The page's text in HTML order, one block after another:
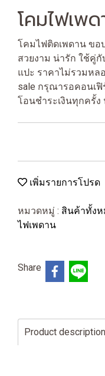
โคมไฟเพ
โคมไฟติดเพดาน ขอ
สวยงาม น่ารัก ใช้คู่
แปะ ราคาไม่รวมหล
sale กรุณารอคอนเ
โอนชำระเงินทุกครั้ง
เพิ่มรายการโปรด
หมวดหมู่ : สินค้าทั้ง
ไฟเพดาน
Share
Product description